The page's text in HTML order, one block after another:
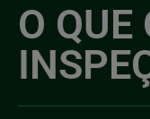
O QUE